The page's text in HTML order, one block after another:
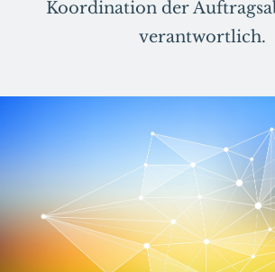
Koordination der
verantwortlich.